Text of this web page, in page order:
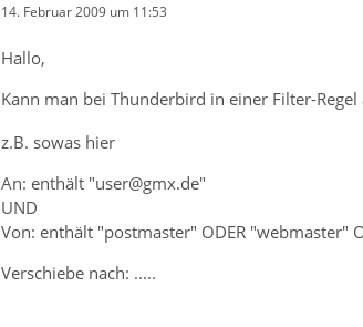
14. Februar 2009 um 11:53
Hallo,
Kann man bei Thunderbird in einer Filter-
z.B. sowas hier
An: enthält "user@gmx.de"
UND
Von: enthält "postmaster" ODER "webmaster"
Verschiebe nach: .....